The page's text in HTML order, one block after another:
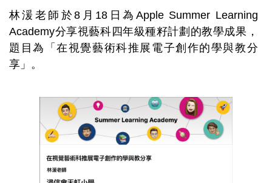
林湲老師於8月18日為Apple Summer Learning
Academy分享視藝科四年級種籽計劃的教學成果，
題目為「在視覺藝術科推展電子創作的學與教分
享」。